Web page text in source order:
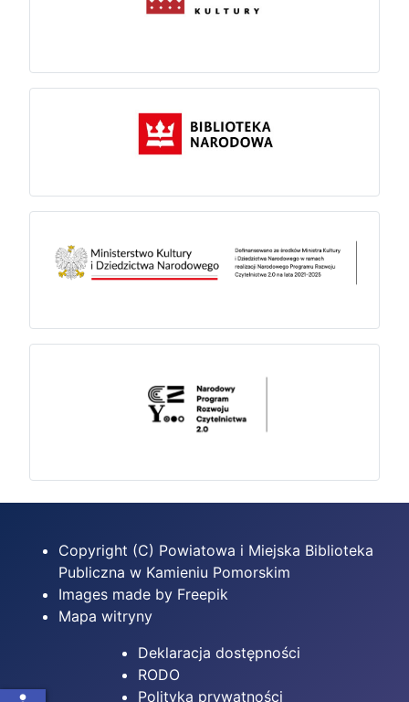
Copyright (C) Powiatowa i Miejska Biblioteka
Publiczna w Kamieniu Pomorskim
Images made by Freepik
Mapa witryny
Deklaracja dostępności
RODO
Polityka prywatności